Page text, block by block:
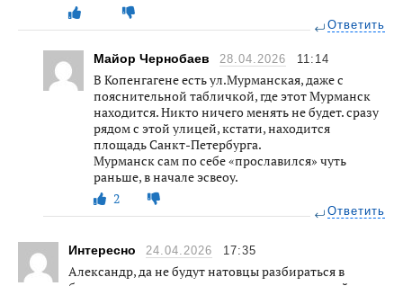
Ответить
Майор Чернобаев 28.04.2026 11:14
В Копенгагене есть ул.Мурманская, даже с
пояснительной табличкой, где этот Мурманск
находится. Никто ничего менять не будет. сразу
рядом с этой улицей, кстати, находится
площадь Санкт-Петербурга.
Мурманск сам по себе «прославился» чуть
раньше, в начале эсвеоу.
2
Ответить
Интересно 24.04.2026 17:35
Александр, да не будут натовцы разбираться в